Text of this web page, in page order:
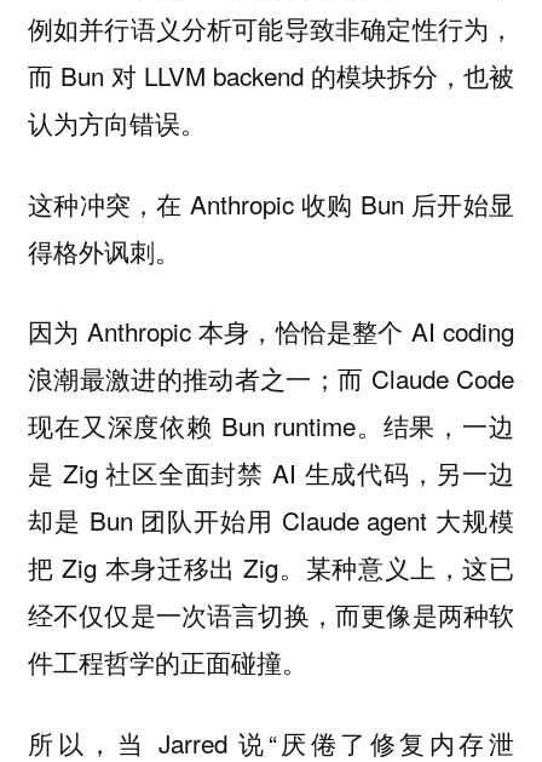
例如并行语义分析可能导致非确定性行为，
而 Bun 对 LLVM backend 的模块拆分，也被
认为方向错误。
这种冲突，在 Anthropic 收购 Bun 后开始显
得格外讽刺。
因为 Anthropic 本身，恰恰是整个 AI coding
浪潮最激进的推动者之一；而 Claude Code
现在又深度依赖 Bun runtime。结果，一边
是 Zig 社区全面封禁 AI 生成代码，另一边
却是 Bun 团队开始用 Claude agent 大规模
把 Zig 本身迁移出 Zig。某种意义上，这已
经不仅仅是一次语言切换，而更像是两种软
件工程哲学的正面碰撞。
所以，当 Jarred 说“厌倦了修复内存泄